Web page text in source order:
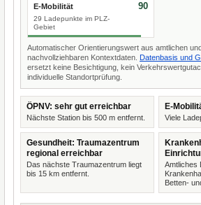
E-Mobilität
29 Ladepunkte im PLZ-
Gebiet
90
Automatischer Orientierungswert aus amtlichen
nachvollziehbaren Kontextdaten. Datenbasis und
ersetzt keine Besichtigung, kein
individuelle Standortprüfung.
ÖPNV: sehr gut erreichbar
Nächste Station bis 500 m entfernt.
E-
Viele
Gesundheit: Traumazentrum
regional erreichbar
Das nächste Traumazentrum liegt
bis 15 km entfernt.
Amtliches
Betten-